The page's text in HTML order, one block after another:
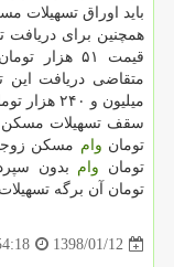
باید اوراق تسهیلات
همچنین برای دریافت
قیمت ۵۱
میلیون و ۲۴۰ هزار تومان خریداری كند.
تومان وام مسكن زوجین، ۲۰
تومان وام
تومان آن برگه
1398/01/12